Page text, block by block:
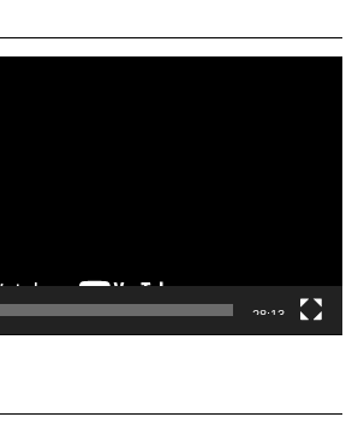
28:13